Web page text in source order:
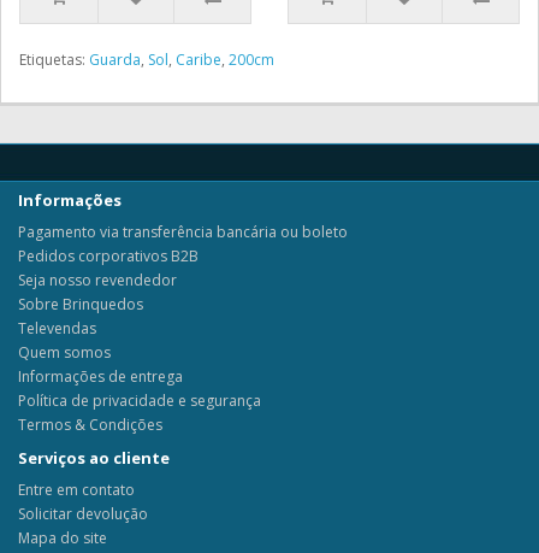
Etiquetas: Guarda, Sol, Caribe, 200cm
Informações
Pagamento via transferência bancária ou boleto
Pedidos corporativos B2B
Seja nosso revendedor
Sobre Brinquedos
Televendas
Quem somos
Informações de entrega
Política de privacidade e segurança
Termos & Condições
Serviços ao cliente
Entre em contato
Solicitar devolução
Mapa do site